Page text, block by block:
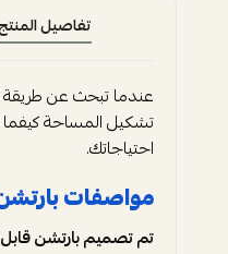
تفاصيل
عندما تبحث عن طريقة
تشكيل المساحة
احتياجاتك.
مواصفات
تم تصميم بارتشن